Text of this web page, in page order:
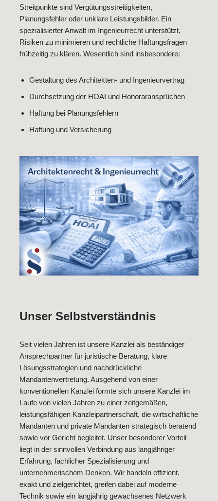
Streitpunkte sind Vergütungsstreitigkeiten,
Planungsfehler oder unklare Leistungsbilder. Ein
spezialisierter Anwalt im Ingenieurrecht unterstützt,
Risiken zu minimieren und rechtliche Haftungsfragen
frühzeitig zu klären. Wesentlich sind insbesondere:
Gestaltung des Architekten- und Ingenieurvertrag
Durchsetzung der HOAI und Honoraransprüchen
Haftung bei Planungsfehlern
Haftung und Versicherung
Unser Selbstverständnis
Seit vielen Jahren ist unsere Kanzlei als beständiger
Ansprechpartner für juristische Beratung, klare
Lösungsstrategien und nachdrückliche
Mandantenvertretung. Ausgehend von einer
konventionellen Kanzlei formte sich unsere Kanzlei im
Laufe von vielen Jahren zu einer zeitgemäßen,
leistungsfähigen Kanzleipartnerschaft, die wirtschaftliche
Mandanten und private Mandanten strategisch beratend
sowie vor Gericht begleitet. Unser besonderer Vorteil
liegt in der sinnvollen Verbindung aus langjähriger
Erfahrung, fachlicher Spezialisierung und
unternehmerischem Denken. Wir handeln effizient,
exakt und zielgerichtet, greifen dabei auf moderne
Technik sowie ein langjährig gewachsenes Netzwerk